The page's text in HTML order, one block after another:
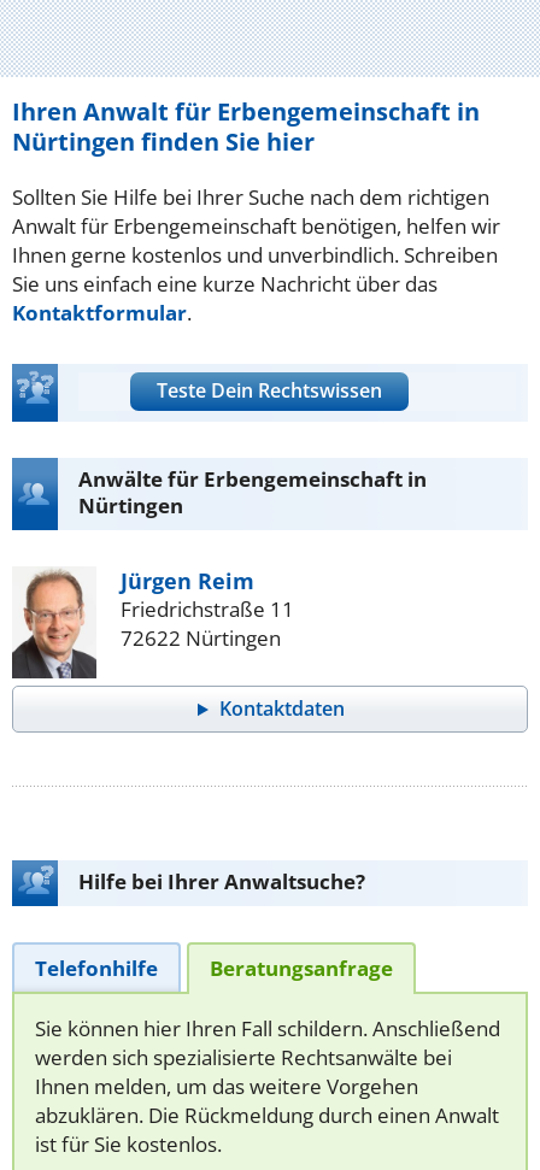
Ihren Anwalt für Erbengemeinschaft in
Nürtingen finden Sie hier
Sollten Sie Hilfe bei Ihrer Suche nach dem richtigen
Anwalt für Erbengemeinschaft benötigen, helfen wir
Ihnen gerne kostenlos und unverbindlich. Schreiben
Sie uns einfach eine kurze Nachricht über das
Kontaktformular.
Teste Dein Rechtswissen
Anwälte für Erbengemeinschaft in
Nürtingen
Jürgen Reim
Friedrichstraße 11
72622 Nürtingen
Kontaktdaten
Hilfe bei Ihrer Anwaltsuche?
Telefonhilfe Beratungsanfrage
Sie können hier Ihren Fall schildern. Anschließend
werden sich spezialisierte Rechtsanwälte bei
Ihnen melden, um das weitere Vorgehen
abzuklären. Die Rückmeldung durch einen Anwalt
ist für Sie kostenlos.